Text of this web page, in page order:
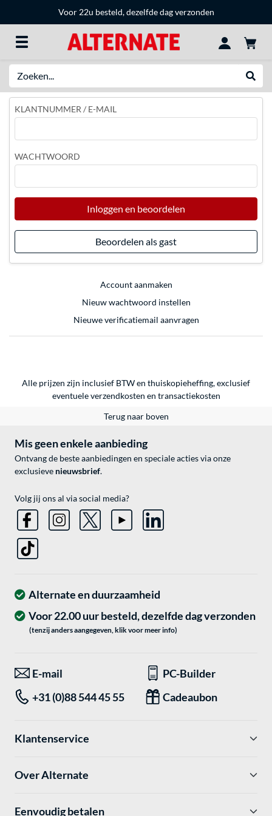
Voor 22u besteld, dezelfde dag verzonden
KLANTNUMMER / E-MAIL
WACHTWOORD
Inloggen en beoordelen
Beoordelen als gast
Account aanmaken
Nieuw wachtwoord instellen
Nieuwe verificatiemail aanvragen
Alle prijzen zijn inclusief BTW en thuiskopieheffing, exclusief
eventueleverzendkosten en transactiekosten
Terug naar boven
Mis geen enkele aanbieding
Ontvang de beste aanbiedingen en speciale acties via onze
exclusieve nieuwsbrief.
Volg jij ons al via social media?
Alternate en duurzaamheid
Voor 22.00 uur besteld, dezelfde dag verzonden
(tenzij anders aangegeven, klik voor meer info)
E-mail
PC-Builder
+31 (0)88 544 45 55
Cadeaubon
Klantenservice
Over Alternate
Eenvoudig betalen